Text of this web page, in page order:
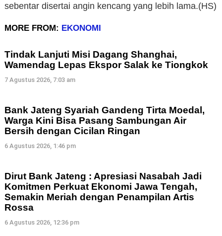
sebentar disertai angin kencang yang lebih lama.(HS)
MORE FROM: EKONOMI
Tindak Lanjuti Misi Dagang Shanghai,
Wamendag Lepas Ekspor Salak ke Tiongkok
7 Agustus 2026, 7:03 am
Bank Jateng Syariah Gandeng Tirta Moedal,
Warga Kini Bisa Pasang Sambungan Air
Bersih dengan Cicilan Ringan
6 Agustus 2026, 1:46 pm
Dirut Bank Jateng : Apresiasi Nasabah Jadi
Komitmen Perkuat Ekonomi Jawa Tengah,
Semakin Meriah dengan Penampilan Artis
Rossa
6 Agustus 2026, 12:36 pm